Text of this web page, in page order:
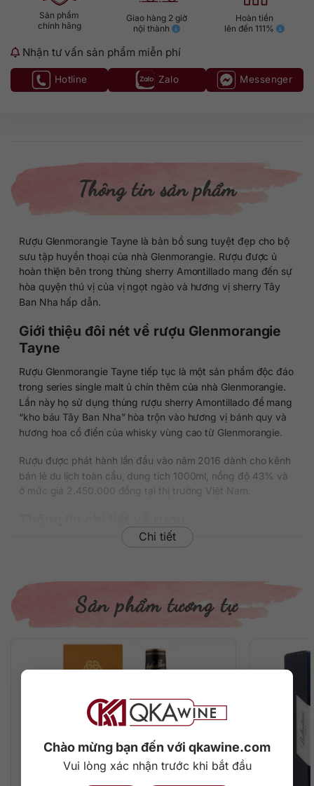
Chào mừng bạn đến với qkawine.com
Vui lòng xác nhận trước khi bắt đầu
Sản phẩm
chính hãng
Giao hàng 2 giờ
nội thành
Hoàn tiền
lên đến 111%
Nhận tư vấn sản phẩm miễn phí
Hotline Zalo Messenger
Thông tin sản phẩm
Rượu Glenmorangie Tayne là bản bổ sung tuyệt đẹp cho bộ
sưu tập huyền thoại của nhà Glenmorangie. Rượu được ủ
hoàn thiện bên trong thùng sherry Amontillado mang đến sự
hòa quyện thú vị của vị ngọt ngào và hương vị sherry Tây
Ban Nha hấp dẫn.
Giới thiệu đôi nét về rượu Glenmorangie
Tayne
Rượu Glenmorangie Tayne tiếp tục là một sản phẩm độc đáo
trong series single malt ủ chín thêm của nhà Glenmorangie.
Lần này họ sử dụng thùng rượu sherry Amontillado để mang
“kho báu Tây Ban Nha” hòa trộn vào hương vị bánh quy và
hương hoa cổ điển của whisky vùng cao từ Glenmorangie.
Rượu được phát hành lần đầu vào năm 2016 dành cho kênh
bán lẻ du lịch toàn cầu, dung tích 1000ml, nồng độ 43% và
ở mức giá 2.450.000 đồng tại thị trường Việt Nam.
Nồng độ: 43%
Dung tích: 1000 ml
Cách thưởng thức: Uống nguyên chất, thêm đá viên, pha
– Hương thơm: Bên trong màu vàng hổ phách dạng sợi phát
ngọt, kẹo cao su hương trái cây, mùi của một món ăn kinh
điển Thổ Nhĩ Kỳ, một ít vỏ cam tươi mới, chỉ nha khoa và
Chi tiết
Sản phẩm tương tự